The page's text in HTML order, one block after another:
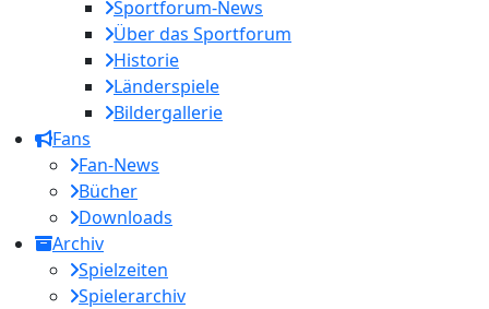
Sportforum-News
Über das Sportforum
Historie
Länderspiele
Bildergallerie
Fans
Fan-News
Bücher
Downloads
Archiv
Spielzeiten
Spielerarchiv